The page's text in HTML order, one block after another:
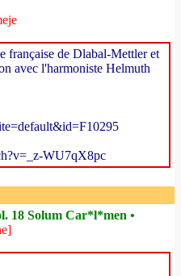
française de Dlabal-Mettler et
avec l'harmoniste Helmuth
WU7qX8pc
18 Solum Car*l*men •